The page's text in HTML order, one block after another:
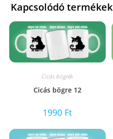
Kapcsolódó termékek
Cicás bögrék
Cicás bögre 12
1990 Ft